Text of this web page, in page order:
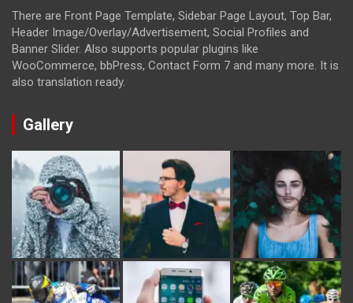
There are Front Page Template, Sidebar Page Layout, Top Bar,
Header Image/Overlay/Advertisement, Social Profiles and
Banner Slider. Also supports popular plugins like
WooCommerce, bbPress, Contact Form 7 and many more. It is
also translation ready.
Gallery